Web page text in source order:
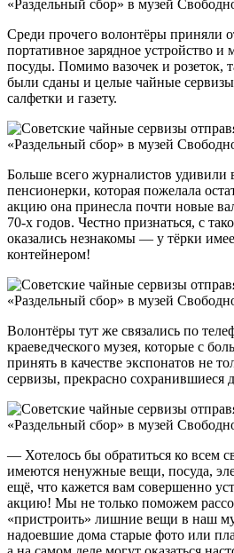
Среди прочего волонтёры приняли
портативное зарядное устройство и
посуды. Помимо вазочек и розеток,
были сданы и целые чайные
салфетки и газету.
Больше всего журналистов удивили
пенсионерки, которая пожелала
акцию она принесла почти новые
70-х годов. Честно признаться, с
оказались незнакомы — у тёрки
контейнером!
Волонтёры тут же связались по
краеведческого музея, которые с
принять в качестве экспонатов не
сервизы, прекрасно сохранившиеся
— Хотелось бы обратиться ко всем
имеются ненужные вещи, посуда,
ещё, что кажется вам совершенно
акцию! Мы не только поможем
«пристроить» лишние вещи в наш
надоевшие дома старые фото или